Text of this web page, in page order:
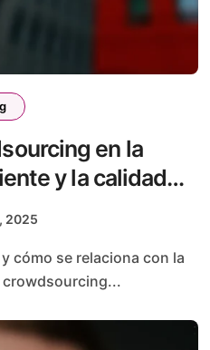
en la
y la calidad
2025
crowdsourcing...